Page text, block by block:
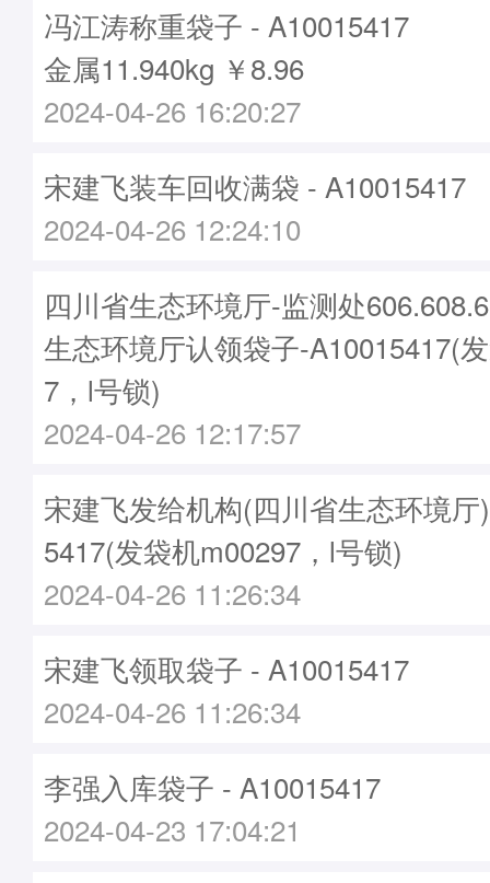
冯江涛称重袋子 - A10015417
金属11.940kg ￥8.96
2024-04-26 16:20:27
宋建飞装车回收满袋 - A10015417
2024-04-26 12:24:10
四川省生态环境厅-监测处
生态环境厅认领袋子-A10015417(
7，l号锁)
2024-04-26 12:17:57
宋建飞发给机构(四川省生态环境
5417(发袋机m00297，l号锁)
2024-04-26 11:26:34
宋建飞领取袋子 - A10015417
2024-04-26 11:26:34
李强入库袋子 - A10015417
2024-04-23 17:04:21